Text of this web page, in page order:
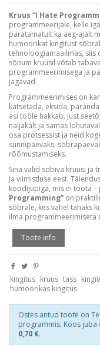
Kruus “I Hate
programmeerijale, kelle
paratamatult ka aeg-ajalt
humoorikat kingitust
tehnoloogiamaailmas, siis
sõnum kruusil võtab
programmeerimisega ja
jagavad.
Programmeerimises on
katsetada, eksida,
asi tööle hakkab. Just
naljakalt ja samas
osa protsessist ja neid
sünnipäevaks,
rõõmustamiseks.
Sina valid sobiva kruusi ja
ja viimistluse eest.
koodijupiga, mis ei tööta –
Programming” on
sõbrale, kes vahel tahaks
ilma programmeerimiseta
Toote info
kingitus kruus tass
humoorikas kingitus
Ostes antud toote on
programmis. Koos
0,70 €.